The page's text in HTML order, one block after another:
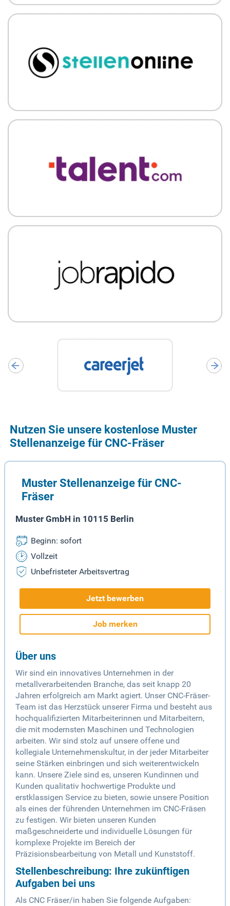
Nutzen Sie unsere kostenlose Muster
Stellenanzeige für CNC-Fräser
Muster Stellenanzeige für CNC-
Fräser
Muster GmbH in 10115 Berlin
Beginn: sofort
Vollzeit
Unbefristeter Arbeitsvertrag
Jetzt bewerben
Job merken
Über uns
Wir sind ein innovatives Unternehmen in der
metallverarbeitenden Branche, das seit knapp 20
Jahren erfolgreich am Markt agiert. Unser CNC-Fräser-
Team ist das Herzstück unserer Firma und besteht aus
hochqualifizierten Mitarbeiterinnen und Mitarbeitern,
die mit modernsten Maschinen und Technologien
arbeiten. Wir sind stolz auf unsere offene und
kollegiale Unternehmenskultur, in der jeder Mitarbeiter
seine Stärken einbringen und sich weiterentwickeln
kann. Unsere Ziele sind es, unseren Kundinnen und
Kunden qualitativ hochwertige Produkte und
erstklassigen Service zu bieten, sowie unsere Position
als eines der führenden Unternehmen im CNC-Fräsen
zu festigen. Wir bieten unseren Kunden
maßgeschneiderte und individuelle Lösungen für
komplexe Projekte im Bereich der
Präzisionsbearbeitung von Metall und Kunststoff.
Stellenbeschreibung: Ihre zukünftigen
Aufgaben bei uns
Als CNC Fräser/in haben Sie folgende Aufgaben: